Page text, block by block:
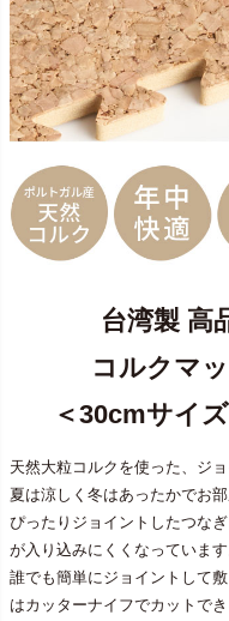
台湾製 高
コルクマ
＜30cmサイ
天然大粒コルクを使った、ジ
夏は涼しく冬はあったかでお部
ぴったりジョイントしたつな
が入り込みにくくなっています
誰でも簡単にジョイントして
はカッターナイフでカットで